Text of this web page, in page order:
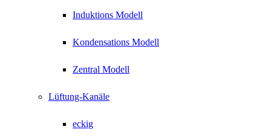
Induktions Modell
Kondensations Modell
Zentral Modell
Lüftung-Kanäle
eckig